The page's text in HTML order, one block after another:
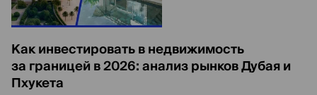
Как инвестировать в недвижимость
за границей в 2026: анализ рынков Дубая и
Пхукета